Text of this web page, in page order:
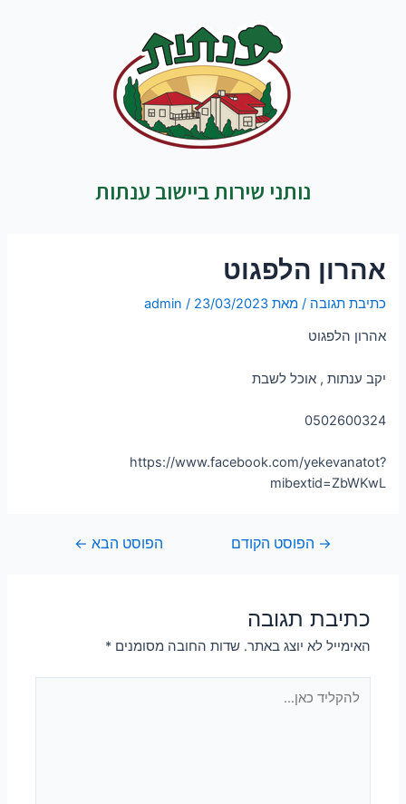
נותני שירות ביישוב ענתות
אהרון הלפגוט
כתיבת תגובה / מאת admin / 23/03/2023
אהרון הלפגוט
יקב ענתות , אוכל לשבת
0502600324
https://www.facebook.com/yekevanatot?
mibextid=ZbWKwL
→ הפוסט הקודם הפוסט הבא ←
כתיבת תגובה
האימייל לא יוצג באתר. שדות החובה מסומנים*